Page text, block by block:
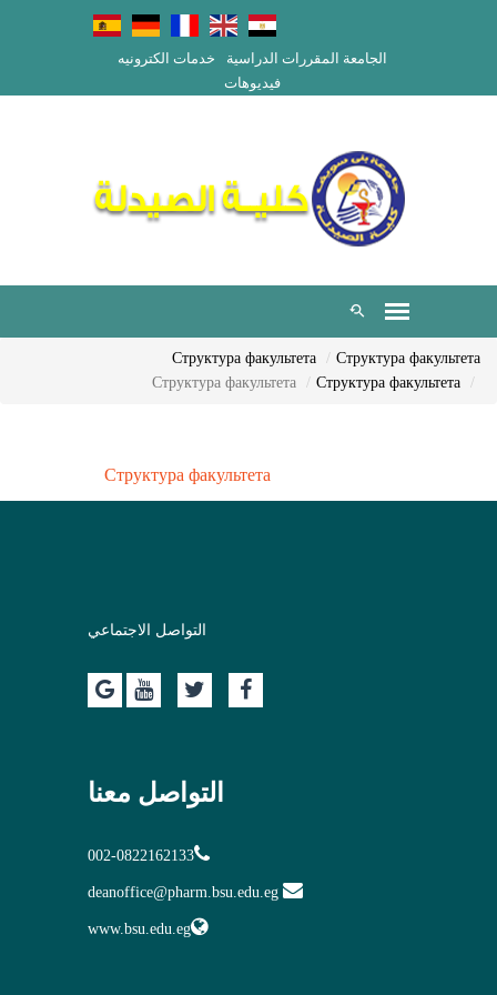
الجامعة المقررات الدراسية
خدمات الكترونيه
فيديوهات
Структура факультета
Структура факультета
Структура факультета
Структура факультета
Структура факультета
التواصل الاجتماعي
التواصل معنا
002-0822162133
www.bsu.edu.eg